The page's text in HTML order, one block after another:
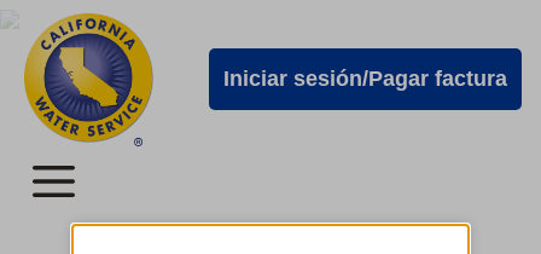
directamente
contenido
principal
Alertas
de
Cal
Water
Iniciar sesión/Pagar factura
Menú
Menú